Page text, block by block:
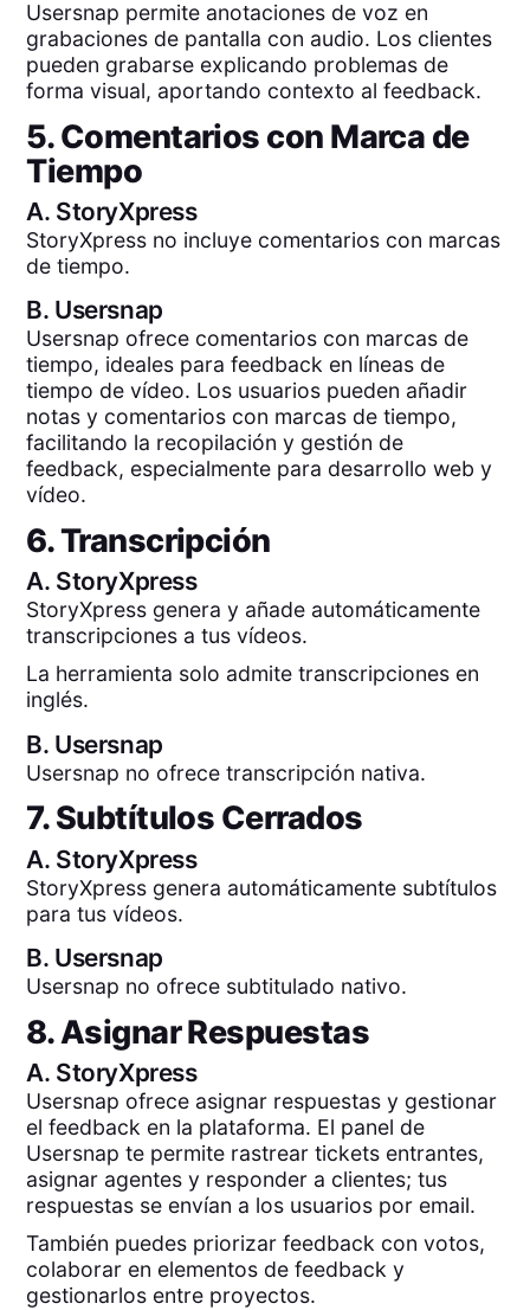
Usersnap permite anotaciones de voz en
grabaciones de pantalla con audio. Los clientes
pueden grabarse explicando problemas de
forma visual, aportando contexto al feedback.
5. Comentarios con Marca de
Tiempo
A. StoryXpress
StoryXpress no incluye comentarios con marcas
de tiempo.
B. Usersnap
Usersnap ofrece comentarios con marcas de
tiempo, ideales para feedback en líneas de
tiempo de vídeo. Los usuarios pueden añadir
notas y comentarios con marcas de tiempo,
facilitando la recopilación y gestión de
feedback, especialmente para desarrollo web y
vídeo.
6. Transcripción
A. StoryXpress
StoryXpress genera y añade automáticamente
transcripciones a tus vídeos.
La herramienta solo admite transcripciones en
inglés.
B. Usersnap
Usersnap no ofrece transcripción nativa.
7. Subtítulos Cerrados
A. StoryXpress
StoryXpress genera automáticamente subtítulos
para tus vídeos.
B. Usersnap
Usersnap no ofrece subtitulado nativo.
8. Asignar Respuestas
A. StoryXpress
Usersnap ofrece asignar respuestas y gestionar
el feedback en la plataforma. El panel de
Usersnap te permite rastrear tickets entrantes,
asignar agentes y responder a clientes; tus
respuestas se envían a los usuarios por email.
También puedes priorizar feedback con votos,
colaborar en elementos de feedback y
gestionarlos entre proyectos.